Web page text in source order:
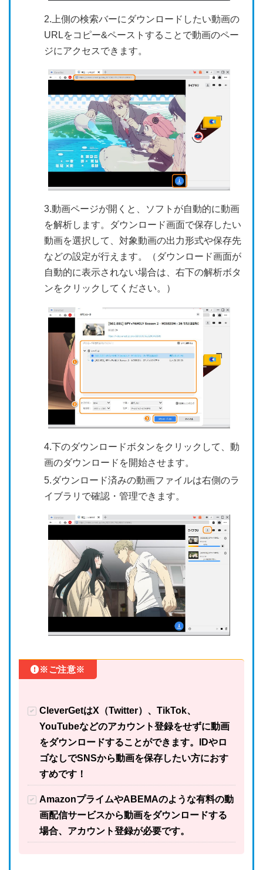
2.上側の検索バーにダウンロードしたい動画の
URLをコピー&ペーストすることで動画のペー
ジにアクセスできます。
3.動画ページが開くと、ソフトが自動的に動画
を解析します。ダウンロード画面で保存したい
動画を選択して、対象動画の出力形式や保存先
などの設定が行えます。（ダウンロード画面が
自動的に表示されない場合は、右下の解析ボタ
ンをクリックしてください。）
4.下のダウンロードボタンをクリックして、動
画のダウンロードを開始させます。
5.ダウンロード済みの動画ファイルは右側のラ
イブラリで確認・管理できます。
※ご注意※
CleverGetはX（Twitter）、TikTok、
YouTubeなどのアカウント登録をせずに動画
をダウンロードすることができます。IDやロ
ゴなしでSNSから動画を保存したい方におす
すめです！
AmazonプライムやABEMAのような有料の動
画配信サービスから動画をダウンロードする
場合、アカウント登録が必要です。